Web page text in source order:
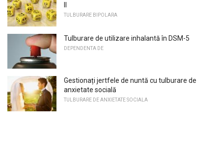
TULBURARE BIPOLARA
Tulburare de utilizare inhalantă în DSM-5
DEPENDENTA DE
Gestionați jertfele de nuntă cu tulburare de
anxietate socială
TULBURARE DE ANXIETATE SOCIALA